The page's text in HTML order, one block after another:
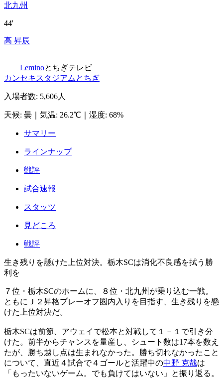
北九州
44'
高 昇辰
Leminoとちぎテレビ
カンセキスタジアムとちぎ
入場者数: 5,606人
天候: 曇 気温: 26.2℃ 湿度: 68%
サマリー
ラインナップ
戦評
試合速報
スタッツ
見どころ
戦評
生き残りを懸けた上位対決。栃木SCは消化不良感を拭う勝
利を
７位・栃木SCのホームに、８位・北九州が乗り込む一戦。
ともにＪ２昇格プレーオフ圏内入りを目指す、生き残りを懸
けた上位対決だ。
栃木SCは前節、アウェイで松本と対戦して１－１で引き分
けた。前半からチャンスを量産し、シュート数は17本を数え
たが、勝ち越し点は生まれなかった。勝ち切れなかったこと
について、直近４試合で４ゴールと活躍中の中野 克哉は
「もったいないゲーム。でも負けてはいない」と振り返る。